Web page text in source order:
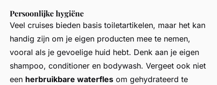
Persoonlijke hygiëne
Veel cruises bieden basis toiletartikelen, maar het kan
handig zijn om je eigen producten mee te nemen,
vooral als je gevoelige huid hebt. Denk aan je eigen
shampoo, conditioner en bodywash. Vergeet ook niet
een herbruikbare waterfles om gehydrateerd te